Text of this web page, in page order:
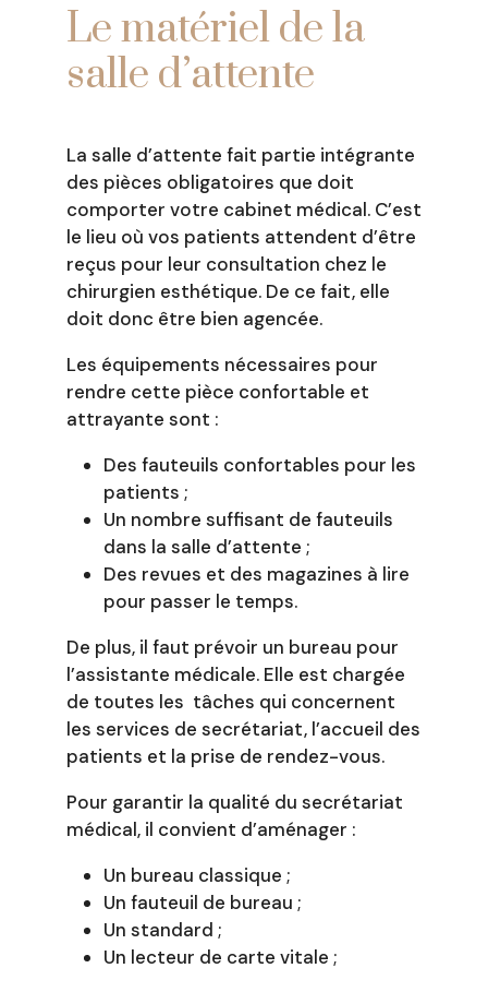
Le matériel de la
salle d’attente
La salle d’attente fait partie intégrante
des pièces obligatoires que doit
comporter votre cabinet médical. C’est
le lieu où vos patients attendent d’être
reçus pour leur consultation chez le
chirurgien esthétique. De ce fait, elle
doit donc être bien agencée.
Les équipements nécessaires pour
rendre cette pièce confortable et
attrayante sont :
Des fauteuils confortables pour les
patients ;
Un nombre suffisant de fauteuils
dans la salle d’attente ;
Des revues et des magazines à lire
pour passer le temps.
De plus, il faut prévoir un bureau pour
l’assistante médicale. Elle est chargée
de toutes les tâches qui concernent
les services de secrétariat, l’accueil des
patients et la prise de rendez-vous.
Pour garantir la qualité du secrétariat
médical, il convient d’aménager :
Un bureau classique ;
Un fauteuil de bureau ;
Un standard ;
Un lecteur de carte vitale ;